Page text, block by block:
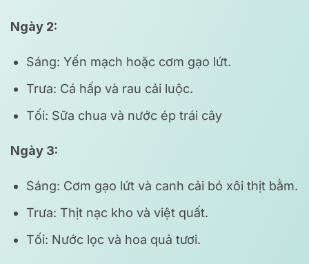
Ngày 2:
Sáng: Yến mạch hoặc cơm gạo lứt.
Trưa: Cá hấp và rau cải luộc.
Tối: Sữa chua và nước ép trái cây
Ngày 3:
Sáng: Cơm gạo lứt và canh cải bó xôi thịt bằm.
Trưa: Thịt nạc kho và việt quất.
Tối: Nước lọc và hoa quả tươi.